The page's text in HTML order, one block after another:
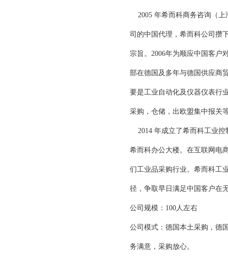
2005 年希而科商务咨询（
司的中国代理，希而科公司攒
宗旨。2006年为顺应中国客户
部在德国及多年与德国供应商
要是工业自动化及仪器仪表行
采购，仓储，出欧盟集中报关
2014 年成立了希而科工业
希而科办公大楼。在互联网电
们工业品采购行业。希而科工
径，争取早日满足中国客户在
公司规模： 100人左右
公司模式：德国本土采购，德
务满意，采购放心。